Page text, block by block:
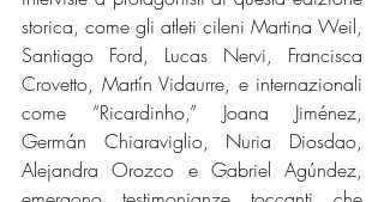
storica, come gli atleti cileni Martina Weil,
Santiago Ford, Lucas Nervi, Francisca
Crovetto, Martín Vidaurre, e internazionali
come “Ricardinho,” Joana Jiménez,
Germán Chiaraviglio, Nuria Diosdao,
Alejandra Orozco e Gabriel Agúndez,